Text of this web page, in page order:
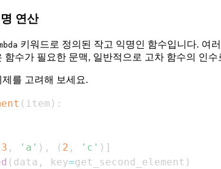
연산
키워드로 정의된 작고 익명인 함수입니다. 여
함수가 필요한 문맥, 일반적으로 고차 함수의 인
를 고려해 보세요.
( item ) :
3 , 'a' ) , ( 2 , 'c' ) ]
( data , key=get_second_element )